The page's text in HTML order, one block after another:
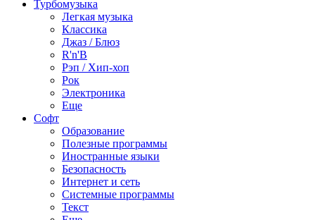
Турбомузыка
Легкая музыка
Классика
Джаз / Блюз
R'n'B
Рэп / Хип-хоп
Рок
Электроника
Еще
Софт
Образование
Полезные программы
Иностранные языки
Безопасность
Интернет и сеть
Системные программы
Текст